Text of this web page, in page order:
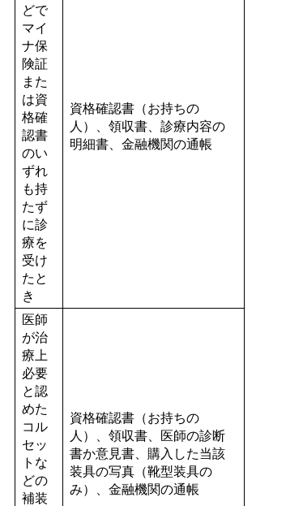
どで
マイ
ナ保
険証
また
は資
格確
認書
のい
ずれ
も持
たず
に診
療を
受け
たと
き
資格確認書（お持ちの
人）、領収書、診療内容の
明細書、金融機関の通帳
医師
が治
療上
必要
と認
めた
コル
セッ
トな
どの
補装
資格確認書（お持ちの
人）、領収書、医師の診断
書か意見書、購入した当該
装具の写真（靴型装具の
み）、金融機関の通帳